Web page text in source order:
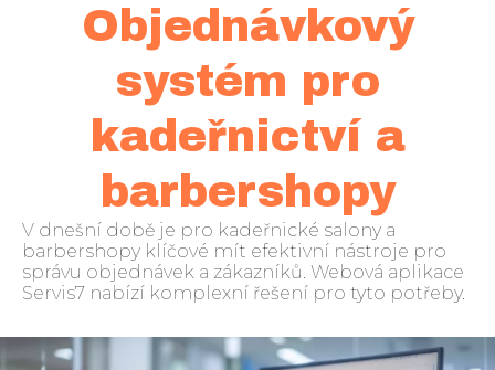
Objednávkový
systém pro
kadeřnictví a
barbershopy
V dnešní době je pro kadeřnické salony a
barbershopy klíčové mít efektivní nástroje pro
správu objednávek a zákazníků. Webová aplikace
Servis7 nabízí komplexní řešení pro tyto potřeby.